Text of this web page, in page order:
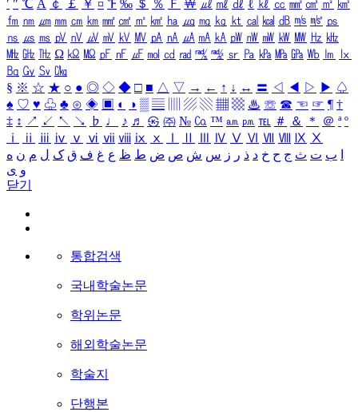
′ ″ ℃ Å ￠ ￡ ￥ ¤ ℉ ‰ ＄ ％ Ｆ ￦ ㎕ ㎖ ㎗ ℓ ㎘ ㏄ ㎣ ㎤ ㎥ ㎦
㎙ ㎚ ㎛ ㎜ ㎝ ㎞ ㎟ ㎠ ㎡ ㎢ ㏊ ㎍ ㎎ ㎏ ㏏ ㎈ ㎉ ㏈ ㎧ ㎨ ㎰
㎱ ㎲ ㎳ ㎴ ㎵ ㎶ ㎷ ㎸ ㎹ ㎀ ㎁ ㎂ ㎃ ㎄ ㎺ ㎻ ㎽ ㎾ ㎿ ㎐ ㎑
㎒ ㎓ ㎔ Ω ㏀ ㏁ ㎊ ㎋ ㎌ ㏖ ㏅ ㎭ ㎮ ㎯ ㏛ ㎩ ㎪ ㎫ ㎬ ㏝ ㏐
㏓
㏃ ㏉ ㏜ ㏆
§ ※ ☆ ★ ○ ● ◎ ◇ ◆ □ ■ △ ▽ → ← ↑ ↓ ↔ 〓 ◁ ◀ ▷ ▶ ♤
♠ ♡ ♥ ♧ ♣ ⊙ ◈ ▣ ◐ ◑ ▒ ▤ ▨ ▧ ▦ ▩ ♨ ☏ ☎ ☜ ☞ ¶ †
‡ ↕ ↗ ↙ ↖ ↘ ♭ ♩ ♪ ♬ ㉿ ㈜ № ㏇ ™ ㏂ ㏘ ℡ ＃ ＆ ＊ ＠ ª º
ⅰ
ⅱ ⅲ ⅳ ⅴ ⅵ ⅶ ⅷ ⅸ ⅹ Ⅳ Ⅴ Ⅵ Ⅶ Ⅷ Ⅸ Ⅹ
ب ت ث ج ح خ د ذ ر ز س ش ص ض ط ظ ع غ ف ق ک ل م ن ه
و ی
닫기
통합검색
국내학술논문
학위논문
해외학술논문
학술지
단행본